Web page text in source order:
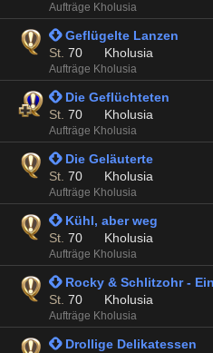
Aufträge Kholusia
 Geflügelte Lanzen
St. 70 Kholusia
Aufträge Kholusia
 Die Geflüchteten
St. 70 Kholusia
Aufträge Kholusia
 Die Geläuterte
St. 70 Kholusia
Aufträge Kholusia
 Kühl, aber weg
St. 70 Kholusia
Aufträge Kholusia
 Rocky & Schlitzohr -
St. 70 Kholusia
Aufträge Kholusia
 Drollige Delikatessen